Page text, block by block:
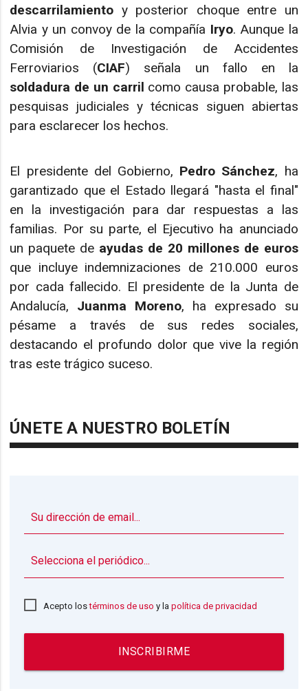
descarrilamiento y posterior choque entre un
Alvia y un convoy de la compañía Iryo. Aunque la
Comisión de Investigación de Accidentes
Ferroviarios (CIAF) señala un fallo en la
soldadura de un carril como causa probable, las
pesquisas judiciales y técnicas siguen abiertas
para esclarecer los hechos.
El presidente del Gobierno, Pedro Sánchez, ha
garantizado que el Estado llegará "hasta el final"
en la investigación para dar respuestas a las
familias. Por su parte, el Ejecutivo ha anunciado
un paquete de ayudas de 20 millones de euros
que incluye indemnizaciones de 210.000 euros
por cada fallecido. El presidente de la Junta de
Andalucía, Juanma Moreno, ha expresado su
pésame a través de sus redes sociales,
destacando el profundo dolor que vive la región
tras este trágico suceso.
ÚNETE A NUESTRO BOLETÍN
Acepto lostérminos de uso y lapolítica de privacidad
INSCRIBIRME